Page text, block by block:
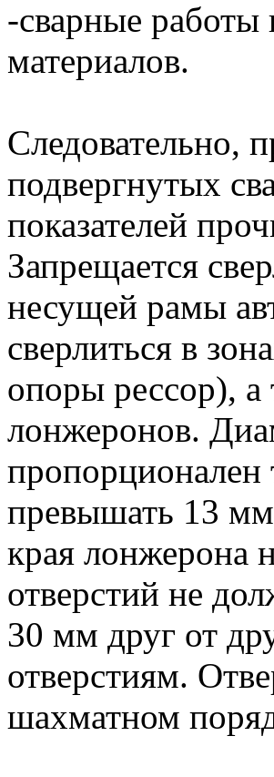
-сварные работы
материалов.
Следовательно,
подвергнутых
показателей
Запрещается
несущей рамы
сверлиться в
опоры рессор), а
лонжеронов.
превышать 13
края лонжерона
отверстий не
30 мм друг от
отверстиям.
шахматном